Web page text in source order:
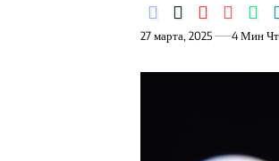
27 марта, 2025 4 Мин